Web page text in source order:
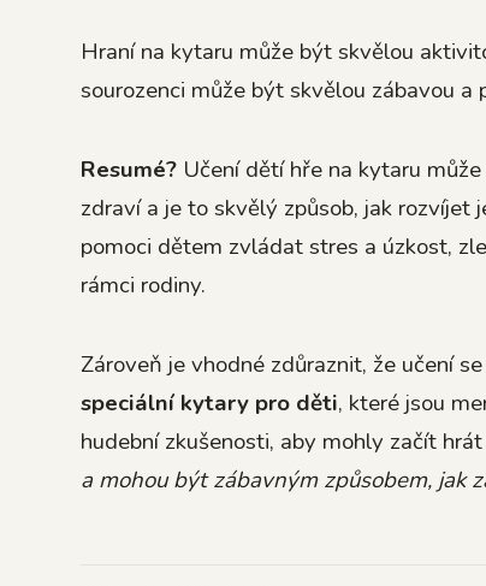
Hraní na kytaru může být skvělou
sourozenci může být skvělou zábavou
Resumé? Učení dětí hře na kytaru
zdraví a je to skvělý způsob, jak
pomoci dětem zvládat stres a úzkost,
rámci rodiny.
Zároveň je vhodné zdůraznit, že učení
speciální kytary pro děti, které jsou
hudební zkušenosti, aby mohly začít
a mohou být zábavným způsobem, jak